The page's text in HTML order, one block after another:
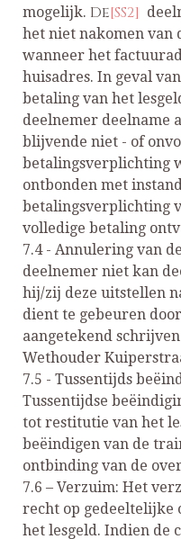
mogelijk. De[SS2]
het niet nakomen van
wanneer het
huisadres. In geval
betaling van het
deelnemer deelname
blijvende niet - of
betalingsverplichting
ontbonden met
betalingsverplichting
volledige betaling
7.4 - Annulering van
deelnemer niet kan
hij/zij deze uitstellen
dient te gebeuren
aangetekend
Wethouder
7.5 - Tussentijds
Tussentijdse
tot restitutie van het
beëindigen van de
ontbinding van de
7.6 – Verzuim: Het
recht op gedeeltelijke
het lesgeld. Indien de